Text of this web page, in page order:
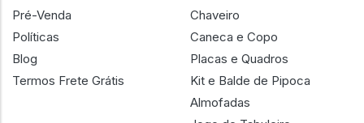
Pré-Venda
Políticas
Blog
Termos Frete Grátis
Chaveiro
Caneca e Copo
Placas e Quadros
Kit e Balde de Pipoca
Almofadas